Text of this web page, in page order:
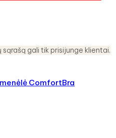
gali tik prisijunge klientai.
ComfortBra